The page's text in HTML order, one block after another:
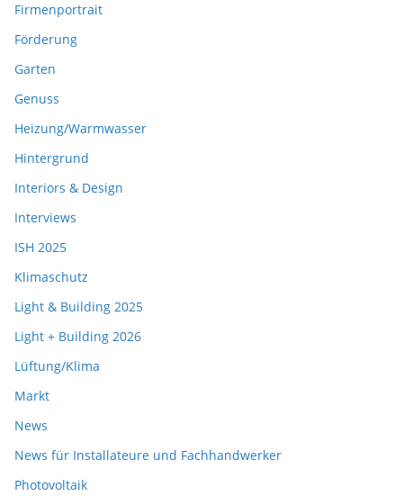
Firmenportrait
Förderung
Garten
Genuss
Heizung/Warmwasser
Hintergrund
Interiors & Design
Interviews
ISH 2025
Klimaschutz
Light & Building 2025
Light + Building 2026
Lüftung/Klima
Markt
News
News für Installateure und Fachhandwerker
Photovoltaik